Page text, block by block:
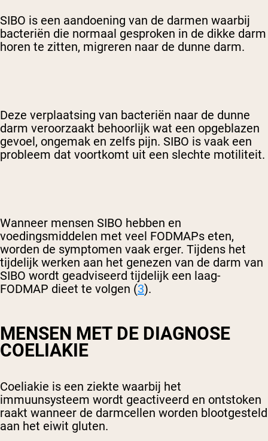
SIBO is een aandoening van de darmen waarbij
bacteriën die normaal gesproken in de dikke darm
horen te zitten, migreren naar de dunne darm.
Deze verplaatsing van bacteriën naar de dunne
darm veroorzaakt behoorlijk wat een opgeblazen
gevoel, ongemak en zelfs pijn. SIBO is vaak een
probleem dat voortkomt uit een slechte motiliteit.
Wanneer mensen SIBO hebben en
voedingsmiddelen met veel FODMAPs eten,
worden de symptomen vaak erger. Tijdens het
tijdelijk werken aan het genezen van de darm van
SIBO wordt geadviseerd tijdelijk een laag-
FODMAP dieet te volgen (3).
MENSEN MET DE DIAGNOSE
COELIAKIE
Coeliakie is een ziekte waarbij het
immuunsysteem wordt geactiveerd en ontstoken
raakt wanneer de darmcellen worden blootgesteld
aan het eiwit gluten.